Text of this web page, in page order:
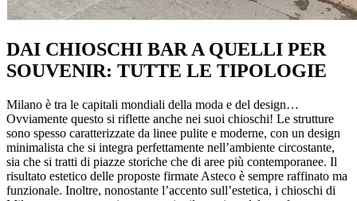
DAI CHIOSCHI BAR A QUELLI PER
SOUVENIR: TUTTE LE TIPOLOGIE
Milano è tra le capitali mondiali della moda e del design…
Ovviamente questo si riflette anche nei suoi chioschi! Le strutture
sono spesso caratterizzate da linee pulite e moderne, con un design
minimalista che si integra perfettamente nell’ambiente circostante,
sia che si tratti di piazze storiche che di aree più contemporanee. Il
risultato estetico delle proposte firmate Asteco è sempre raffinato ma
funzionale. Inoltre, nonostante l’accento sull’estetica, i chioschi di